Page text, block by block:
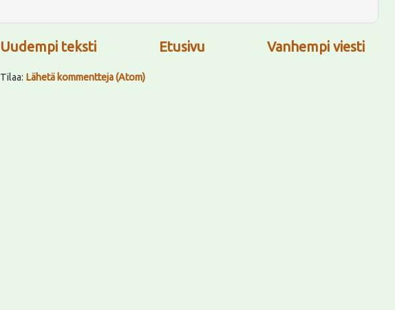
Uudempi teksti Vanhempi viesti
Etusivu
Tilaa: Lähetä kommentteja (Atom)